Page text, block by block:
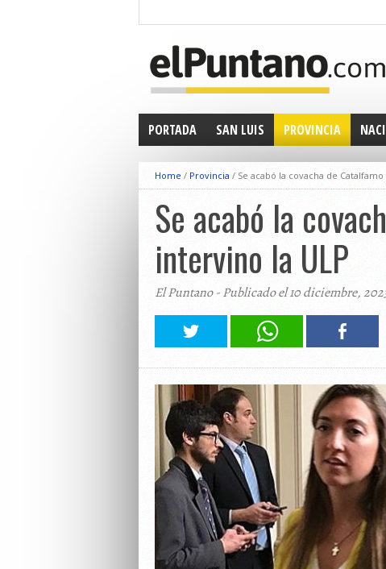
PORTADA SAN LUIS PROVINCIA
Home / Provincia / Se acabó la covacha de
Se acabó la
intervino la ULP
El Puntano - Publicado el 10 diciembre,